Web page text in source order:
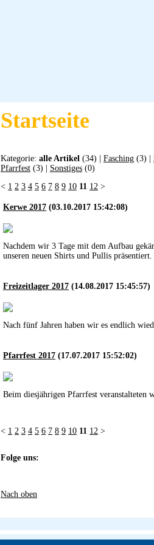
Startseite
Kategorie: alle Artikel (34) | Fasching (3) |
Pfarrfest (3) | Sonstiges (0)
< 1 2 3 4 5 6 7 8 9 10 11 12 >
Kerwe 2017 (03.10.2017 15:42:08)
Nachdem wir 3 Tage mit dem Aufbau
unseren neuen Shirts und Pullis
Freizeitlager 2017 (14.08.2017 15:45:57)
Nach fünf Jahren haben wir es endlich
Pfarrfest 2017 (17.07.2017 15:52:02)
Beim diesjährigen Pfarrfest veranstalteten
< 1 2 3 4 5 6 7 8 9 10 11 12 >
Folge uns:
Nach oben